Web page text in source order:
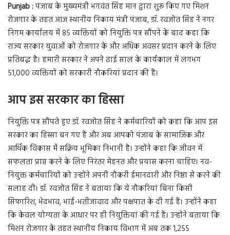
Punjab :पंजाब के मुख्यमंत्री भगवंत सिंह मान द्वारा शुरू किए गए मिशन
रोजगार के तहत आज स्थानीय निकाय मंत्री पंजाब, डॉ. रवजोत सिंह ने नगर
निगम कार्यालय में 85 व्यक्तियों को नियुक्ति पत्र सौंपने के बाद कहा कि
राज्य सरकार युवाओं को रोजगार के और अधिक अवसर प्रदान करने के लिए
प्रतिबद्ध है। हमारी सरकार ने अपने ढाई साल के कार्यकाल में लगभग
51,000 व्यक्तियों को सरकारी नौकरियां प्रदान की हैं।
आप इस सरकार का हिस्सा
नियुक्ति पत्र सौंपते हुए डॉ. रवजोत सिंह ने कर्मचारियों को कहा कि आप इस
सरकार का हिस्सा बन गए हैं और अब आपको पंजाब के सामाजिक और
आर्थिक विकास में सक्रिय भूमिका निभानी है। उन्होंने कहा कि जीवन में
सफलता प्राप्त करने के लिए निरंतर मेहनत और प्रयास करना चाहिए। नव-
नियुक्त कर्मचारियों को उन्होंने अपनी नौकरी ईमानदारी और निष्ठा से करने की
सलाह दी। डॉ. रवजोत सिंह ने बताया कि ये नौकरियां बिना किसी
सिफारिश, भेदभाव, भाई-भतीजावाद और पक्षपात के दी गई हैं। उन्होंने कहा
कि केवल योग्यता के आधार पर ही नियुक्तियां की गई हैं। उन्होंने बताया कि
मिशन रोजगार के तहत स्थानीय निकाय विभाग में अब तक 1,255